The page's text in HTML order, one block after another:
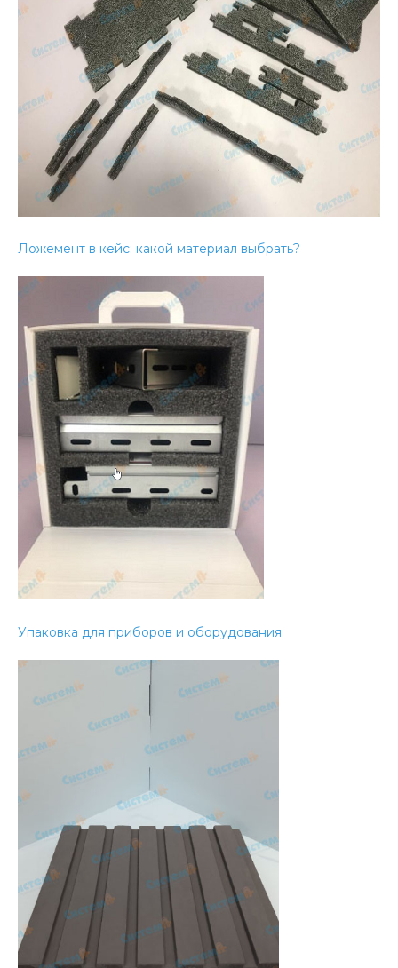
Ложемент в кейс: какой материал выбрать?
Упаковка для приборов и оборудования